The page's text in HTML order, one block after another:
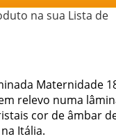
na sua Lista de
Maternidade
relevo numa
cor de âmbar
Itália.